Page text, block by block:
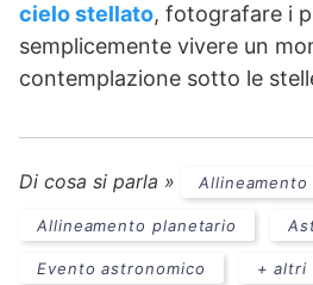
cielo stellato, fotografare i
semplicemente vivere un
contemplazione sotto le
Di cosa si parla » Allineamento
Allineamento planetario
Evento astronomico + altri